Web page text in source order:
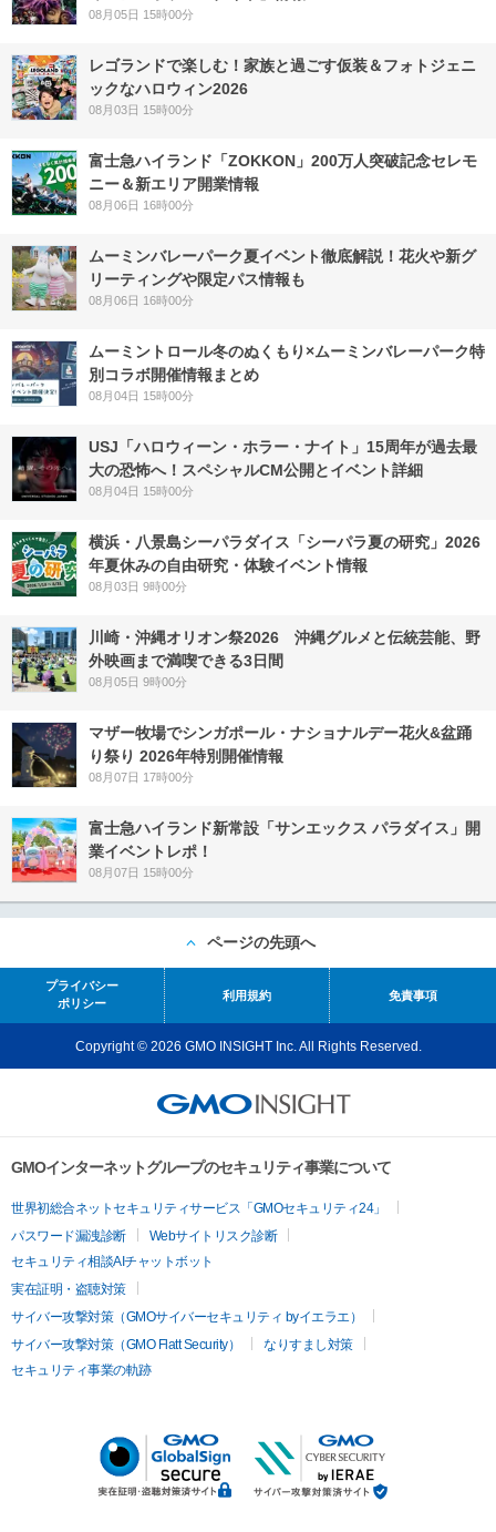
08月05日 15時00分
レゴランドで楽しむ！家族と過ごす仮装＆フォトジェニ
ックなハロウィン2026
08月03日 15時00分
富士急ハイランド「ZOKKON」200万人突破記念セレモ
ニー＆新エリア開業情報
08月06日 16時00分
ムーミンバレーパーク夏イベント徹底解説！花火や新グ
リーティングや限定パス情報も
08月06日 16時00分
ムーミントロール冬のぬくもり×ムーミンバレーパーク特
別コラボ開催情報まとめ
08月04日 15時00分
USJ「ハロウィーン・ホラー・ナイト」15周年が過去最
大の恐怖へ！スペシャルCM公開とイベント詳細
08月04日 15時00分
横浜・八景島シーパラダイス「シーパラ夏の研究」2026
年夏休みの自由研究・体験イベント情報
08月03日 9時00分
川崎・沖縄オリオン祭2026 沖縄グルメと伝統芸能、野
外映画まで満喫できる3日間
08月05日 9時00分
マザー牧場でシンガポール・ナショナルデー花火&盆踊
り祭り 2026年特別開催情報
08月07日 17時00分
富士急ハイランド新常設「サンエックス パラダイス」開
業イベントレポ！
08月07日 15時00分
ページの先頭へ
プライバシー
ポリシー
利用規約 免責事項
Copyright © 2026 GMO INSIGHT Inc. All Rights Reserved.
GMOインターネットグループのセキュリティ事業について
世界初総合ネットセキュリティサービス「GMOセキュリティ24」
パスワード漏洩診断
Webサイトリスク診断
セキュリティ相談AIチャットボット
実在証明・盗聴対策
サイバー攻撃対策（GMOサイバーセキュリティ byイエラエ）
サイバー攻撃対策（GMO Flatt Security）
なりすまし対策
セキュリティ事業の軌跡